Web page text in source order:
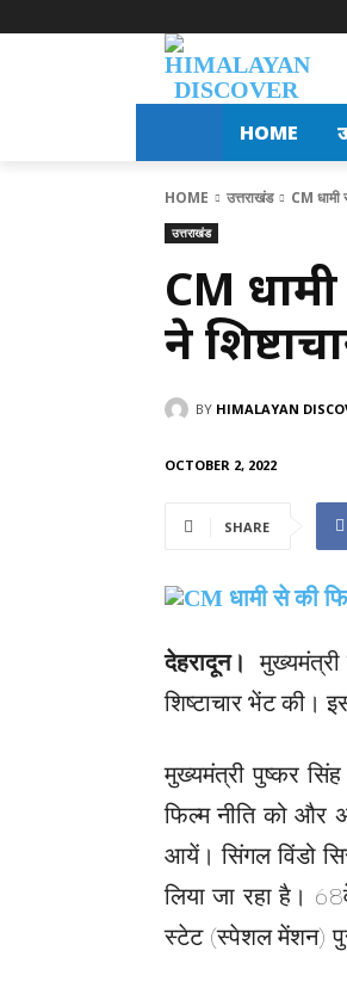
HOME
HOME उत्तराखंड CM धामी
उत्तराखंड
CM
ने
BY HIMALAYAN
OCTOBER 2, 2022
SHARE
देहरादून।
शिष्टाचार भेंट की।
मुख्यमंत्री पुष्कर सिंह
फिल्म नीति को और
आयें। सिंगल विंडो
लिया जा रहा है।
स्टेट (स्पेशल मेंशन)